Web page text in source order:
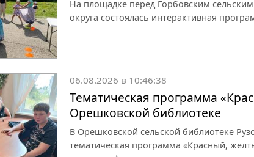
На площадке перед Горбовским
округа состоялась интерактивная
06.08.2026 в 10:46:38
Тематическая программа
Орешковской библиотеке
В Орешковской сельской библиотеке
тематическая программа «Красный,